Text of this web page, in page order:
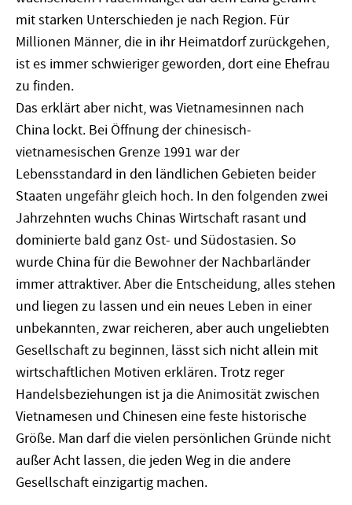
mit starken Unterschieden je nach Region. Für
Millionen Männer, die in ihr Heimatdorf zurückgehen,
ist es immer schwieriger geworden, dort eine Ehefrau
zu finden.
Das erklärt aber nicht, was Vietnamesinnen nach
China lockt. Bei Öffnung der chinesisch-
vietnamesischen Grenze 1991 war der
Lebensstandard in den ländlichen Gebieten beider
Staaten ungefähr gleich hoch. In den folgenden zwei
Jahrzehnten wuchs Chinas Wirtschaft rasant und
dominierte bald ganz Ost- und Südostasien. So
wurde China für die Bewohner der Nachbarländer
immer attraktiver. Aber die Entscheidung, alles stehen
und liegen zu lassen und ein neues Leben in einer
unbekannten, zwar reicheren, aber auch ungeliebten
Gesellschaft zu beginnen, lässt sich nicht allein mit
wirtschaftlichen Motiven erklären. Trotz reger
Handelsbeziehungen ist ja die Animosität zwischen
Vietnamesen und Chinesen eine feste historische
Größe. Man darf die vielen persönlichen Gründe nicht
außer Acht lassen, die jeden Weg in die andere
Gesellschaft einzigartig machen.